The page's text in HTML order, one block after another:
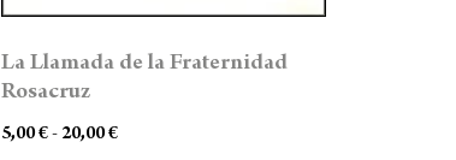
La Llamada de la Fraternidad
Rosacruz
5,00€- 20,00€